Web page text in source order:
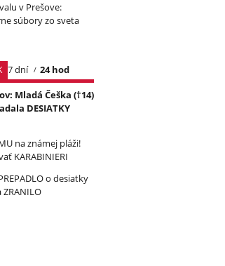
v Prešove:
súbory zo sveta
7 dní
24 hod
Mladá Češka (†14)
DESIATKY
na známej pláži!
KARABINIERI
o desiatky